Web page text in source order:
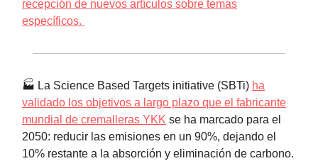
recepción de nuevos artículos sobre temas
específicos.
🏭 La Science Based Targets initiative (SBTi) ha
validado los objetivos a largo plazo que el fabricante
mundial de cremalleras YKK se ha marcado para el
2050: reducir las emisiones en un 90%, dejando el
10% restante a la absorción y eliminación de carbono.